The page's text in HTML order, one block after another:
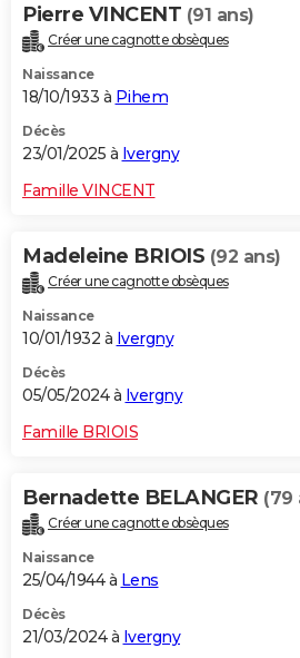
Carte de Noël
Carte Bonne année
Carte Saint-Valentin
Carte Pâques
Carte d'anniversaire
DICTIONNAIRE
Dictionnaire
Biographies
Citations
Expressions
Proverbes
PROGRAMME TV
S'inscrire
Se connecter
Lycées
Collèges
Primaires
Universités
Entreprises
Service militaire
Avis de recherche
AVIS DE DÉCÈS
FORUM
Bricolage
Lifestyle
Culture
Television
Voyage
Pierre VINCENT (91 ans)
Créer une cagnotte obsèques
Naissance
18/10/1933 à Pihem
Décès
23/01/2025 à Ivergny
Famille VINCENT
Madeleine BRIOIS (92 ans)
Créer une cagnotte obsèques
Naissance
10/01/1932 à Ivergny
Décès
05/05/2024 à Ivergny
Famille BRIOIS
Bernadette BELANGER (79
Créer une cagnotte obsèques
Naissance
25/04/1944 à Lens
Décès
21/03/2024 à Ivergny